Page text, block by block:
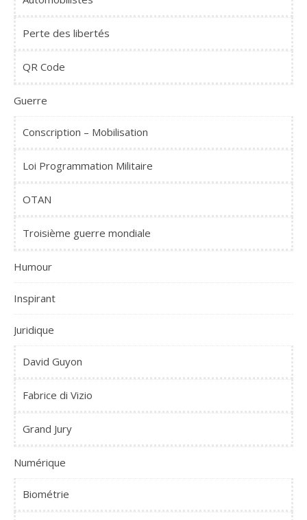
Perte des libertés
QR Code
Guerre
Conscription – Mobilisation
Loi Programmation Militaire
OTAN
Troisième guerre mondiale
Humour
Inspirant
Juridique
David Guyon
Fabrice di Vizio
Grand Jury
Numérique
Biométrie